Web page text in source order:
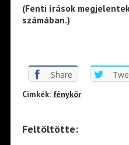
(Fenti írások
számában.)
Share
Cimkék: fénykör
Feltöltötte: